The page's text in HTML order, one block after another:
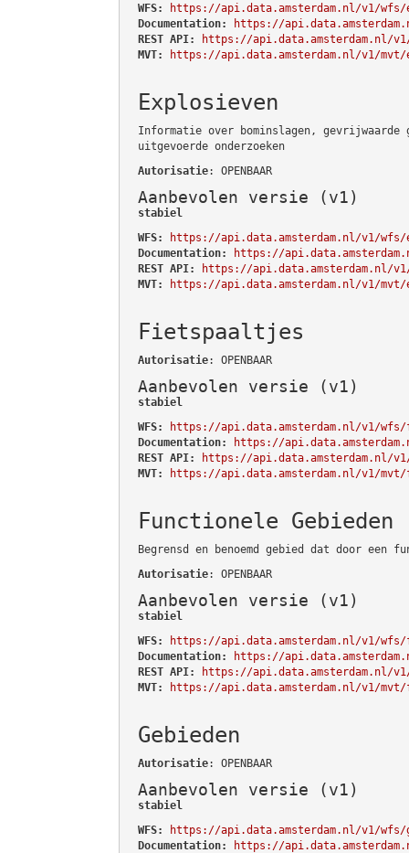
WFS:
https://api.data.amsterdam.nl/v1/wfs/
Documentation:
https://
REST API:
https://api.data.amsterdam.nl/v1/
MVT:
https://api.data.amsterdam.nl/v1/mvt/
Explosieven
Informatie over bominslagen, gevrijwaarde
uitgevoerde onderzoeken
Autorisatie: OPENBAAR
Aanbevolen versie (v1)
stabiel
WFS:
https://api.data.amsterdam.nl/v1/wfs/
Documentation:
https://
REST API:
https://api.data.amsterdam.nl/
MVT:
https://api.data.amsterdam.nl/v1/mvt/
Fietspaaltjes
Autorisatie: OPENBAAR
Aanbevolen versie (v1)
stabiel
WFS:
https://api.data.amsterdam.nl/v1/
Documentation:
https://
REST API:
https://api.data.amsterdam.nl/
MVT:
https://api.data.amsterdam.nl/v1/
Functionele Gebieden
Begrensd en benoemd gebied dat door een
Autorisatie: OPENBAAR
Aanbevolen versie (v1)
stabiel
WFS:
https://api.data.amsterdam.nl/v1/wfs/
Documentation:
https://
REST API:
https://api.data.amsterdam.nl/
MVT:
https://api.data.amsterdam.nl/v1/mvt/
Gebieden
Autorisatie: OPENBAAR
Aanbevolen versie (v1)
stabiel
WFS:
https://api.data.amsterdam.nl/v1/wfs/
Documentation:
https://